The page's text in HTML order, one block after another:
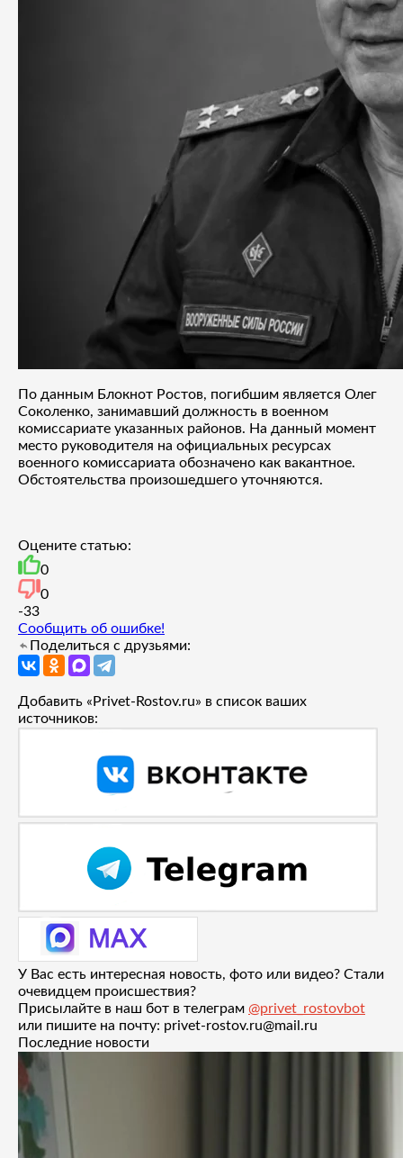
По данным Блокнот Ростов, погибшим является Олег
Соколенко, занимавший должность в военном
комиссариате указанных районов. На данный момент
место руководителя на официальных ресурсах
военного комиссариата обозначено как вакантное.
Обстоятельства произошедшего уточняются.
Оцените статью:
0
0
-33
Сообщить об ошибке!
Поделиться с друзьями:
Добавить «Privet-Rostov.ru» в список ваших
источников:
У Вас есть интересная новость, фото или видео? Стали
очевидцем происшествия?
Присылайте в наш бот в телеграм @privet_rostovbot
или пишите на почту: privet-rostov.ru@mail.ru
Последние новости